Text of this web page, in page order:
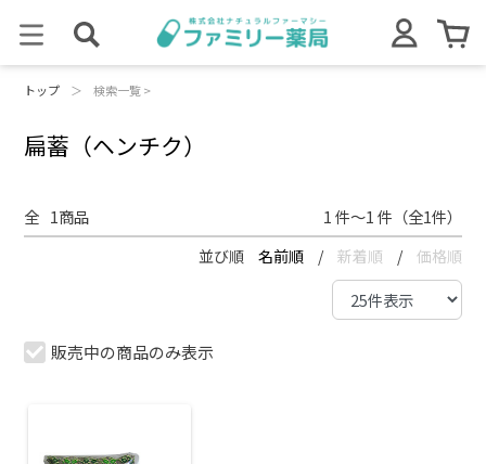
トップ ＞ 検索一覧 >
扁蓄（ヘンチク）
全 1商品 1 件～1 件（全1件）
並び順 名前順 / 新着順 / 価格順
販売中の商品のみ表示